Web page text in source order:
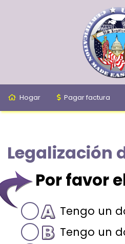
Hogar Pagar factura
Legalización
Por favor
Tengo un
Tengo un